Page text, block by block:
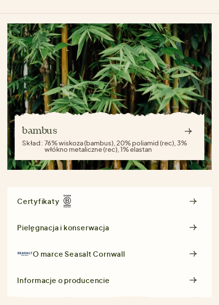
bambus
Skład:76% wiskoza (bambus), 20% poliamid (rec), 3%
włókno metaliczne (rec), 1% elastan
Certyfikaty
Pielęgnacja i konserwacja
O marceSeasalt Cornwall
Informacje o producencie